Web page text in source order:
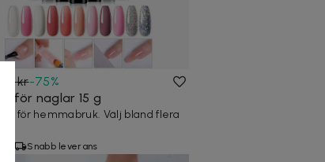
199 kr-75%
för naglar 15 g
för hemmabruk. Välj bland flera
Snabb leverans